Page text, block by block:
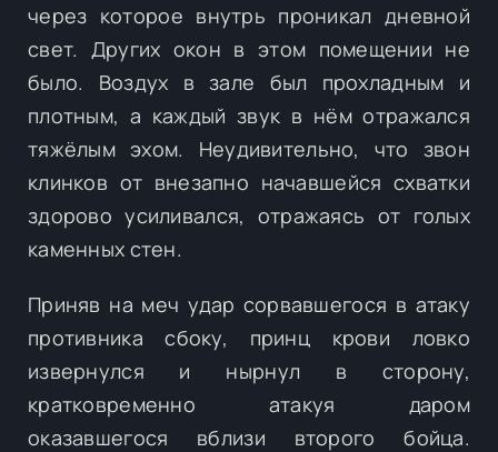
через которое внутрь проникал дневной
свет. Других окон в этом помещении не
было. Воздух в зале был прохладным и
плотным, а каждый звук в нём отражался
тяжёлым эхом. Неудивительно, что звон
клинков от внезапно начавшейся схватки
здорово усиливался, отражаясь от голых
каменных стен.
Приняв на меч удар сорвавшегося в атаку
противника сбоку, принц крови ловко
извернулся и нырнул в сторону,
кратковременно атакуя даром
оказавшегося вблизи второго бойца.